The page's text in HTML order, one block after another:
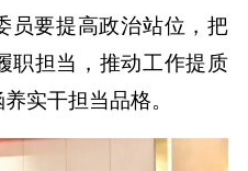
员要提高政治站位，把
职担当，推动工作提质
实干担当品格。